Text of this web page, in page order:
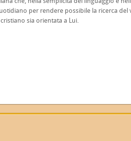
per rendere possibile la ricerca del
sia orientata a Lui.